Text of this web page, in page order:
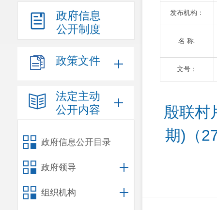
政府信息
公开制度
政策文件
法定主动
公开内容
政府信息公开目录
政府领导
组织机构
发布机构：
名 称:
文号：
殷联村
期)（